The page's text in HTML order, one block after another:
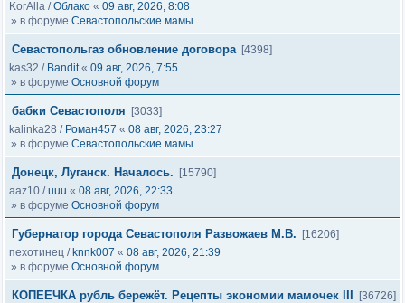
KorAlla /Облако « 09 авг, 2026, 8:08
» в форуме Севастопольские мамы
Севастопольгаз обновление договора [4398]
kas32 / Bandit« 09 авг, 2026, 7:55
» в форуме Основной форум
бабки Севастополя
[3033]
kalinka28 / Роман457 « 08 авг, 2026, 23:27
» в форуме Севастопольские мамы
Донецк, Луганск. Началось.
[15790]
aaz10 /uuu « 08 авг, 2026, 22:33
» в форуме Основной форум
Губернатор города Севастополя Развожаев М.В.
[16206]
пехотинец / knnk007 « 08 авг, 2026, 21:39
» в форуме Основной форум
КОПЕЕЧКА рубль бережёт. Рецепты экономии мамочек III
[36726]